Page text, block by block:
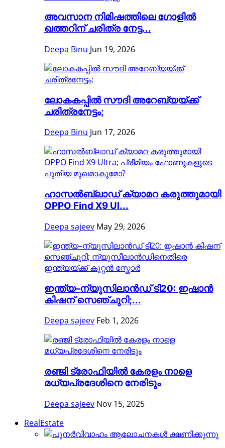
അവസാന നിമിഷത്തിലെ ഗോളിൽ
ഖത്തറിന് ചരിത്ര നേട്ട...
Deepa Binu Jun 19, 2026
ലോകകപ്പിൽ സൗദി അറേബ്യയ്ക്ക്
ചരിത്രനേട്ടം;
Deepa Binu Jun 17, 2026
ഹാസൽബ്ലാഡ് ക്യാമറ കരുത്തുമായി
OPPO Find X9 Ul...
Deepa sajeev May 29, 2026
ഇന്ത്യ–ന്യൂസിലാൻഡ് ടി20: ഇഷാൻ
കിഷന് സെഞ്ചുറി;...
Deepa sajeev Feb 1, 2026
രഞ്ജി ട്രോഫിയിൽ കേരളം നാളെ
മധ്യപ്രദേശിനെ നേരിടും
Deepa sajeev Nov 15, 2025
RealEstate